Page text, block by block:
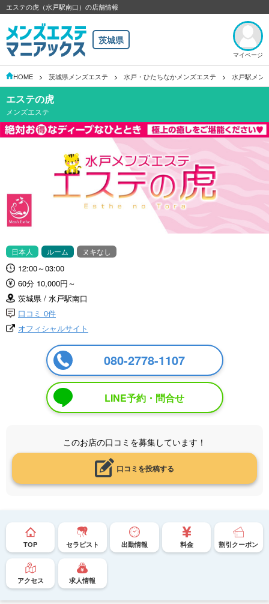
エステの虎（水戸駅南口）の店舗情報
茨城県
マイページ
HOME 茨城県メンズエステ 水戸・ひたちなかメンズエステ 水戸駅メン
エステの虎
メンズエステ
日本人 ルーム ヌキなし
12:00～03:00
60分 10,000円～
茨城県 / 水戸駅南口
口コミ 0件
オフィシャルサイト
080-2778-1107
LINE予約・問合せ
このお店の口コミを募集しています！
口コミを投稿する
TOP セラピスト 出勤情報 料金 割引クーポン
アクセス 求人情報